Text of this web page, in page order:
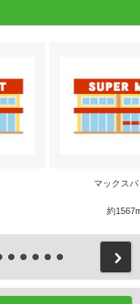
マックス
約